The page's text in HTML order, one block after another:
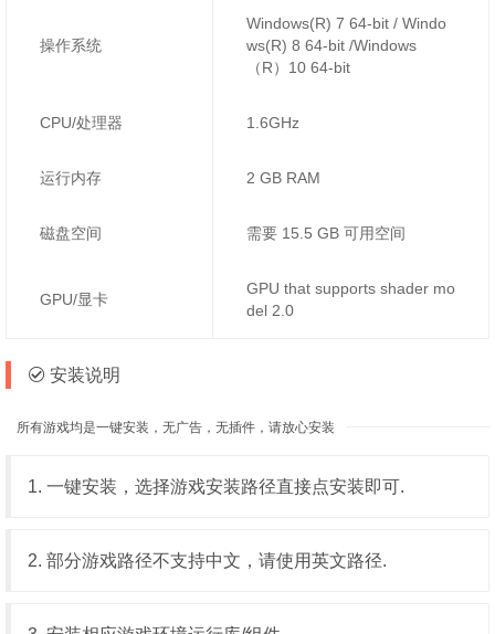
操作系统
Windows(R) 7 64-bit / Windo
ws(R) 8 64-bit /Windows
（R）10 64-bit
CPU/处理器 1.6GHz
运行内存 2 GB RAM
磁盘空间 需要 15.5 GB 可用空间
GPU/显卡
GPU that supports shader mo
del 2.0
安装说明
所有游戏均是一键安装，无广告，无插件，请放心安装
1. 一键安装，选择游戏安装路径直接点安装即可.
2. 部分游戏路径不支持中文，请使用英文路径.